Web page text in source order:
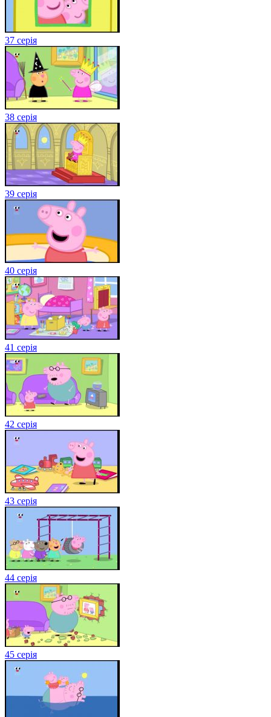
37 серія
38 серія
39 серія
40 серія
41 серія
42 серія
43 серія
44 серія
45 серія